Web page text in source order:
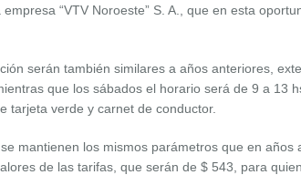
“VTV Noroeste” S. A., que en esta
serán también similares a años anteriores,
que los sábados el horario será de 9 a 13
tarjeta verde y carnet de conductor.
mantienen los mismos parámetros que en años
de las tarifas, que serán de $ 543, para